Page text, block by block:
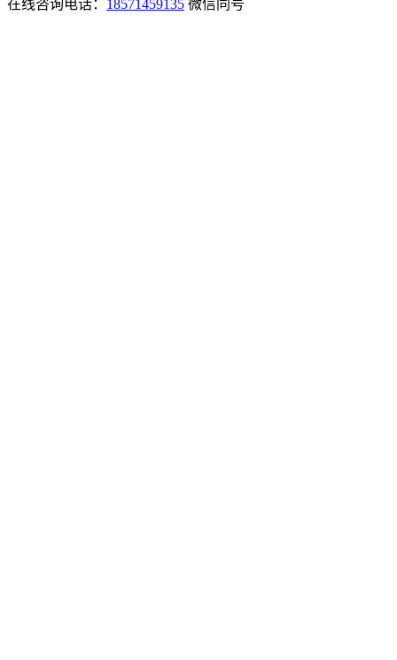
在线咨询电话： 18571459135 微信同号